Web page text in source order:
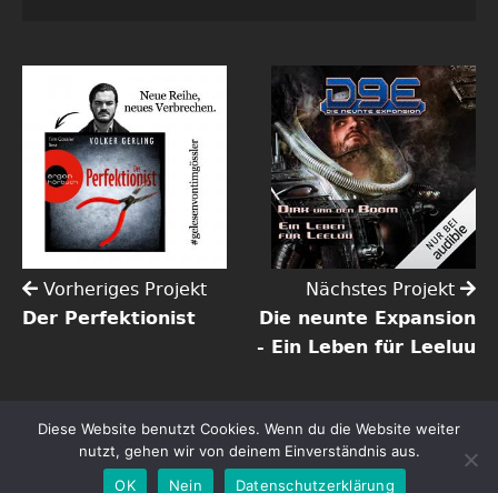
Vorheriges Projekt
Der Perfektionist
Nächstes Projekt
Die neunte Expansion
- Ein Leben für Leeluu
Copyright ©2026 Tim Gössler | Alle Rechte vorbehalten.
Impressum
Datenschutz
Diese Website benutzt Cookies. Wenn du die Website weiter
nutzt, gehen wir von deinem Einverständnis aus.
OK
Nein Datenschutzerklärung